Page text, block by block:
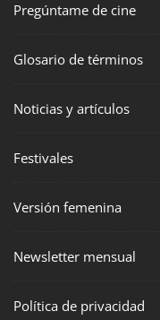
Pregúntame de cine
Glosario de términos
Noticias y artículos
Festivales
Versión femenina
Newsletter mensual
Política de privacidad